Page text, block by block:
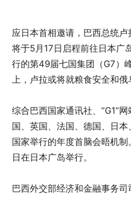
应日本首相邀请，巴西总统
将于5月17日启程前往日本广
行的第49届七国集团（G7）
上，卢拉或将就粮食安全和俄
综合巴西国家通讯社、“G1”
国、英国、法国、德国、日
国家举行的年度首脑会晤机
日在日本广岛举行。
巴西外交部经济和金融事务司